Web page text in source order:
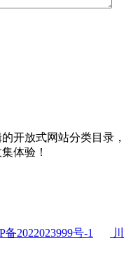
开放式网站分类目录，
体验！
备2022023999号-1
川